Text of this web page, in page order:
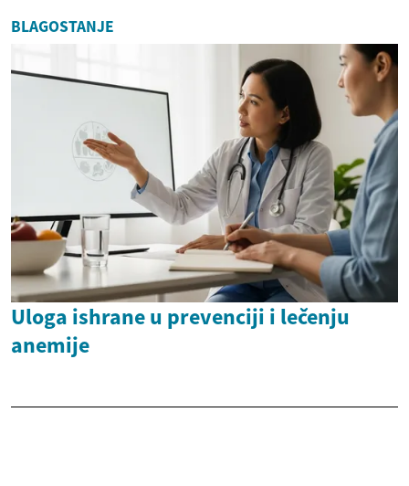
BLAGOSTANJE
Uloga ishrane u prevenciji i lečenju
anemije